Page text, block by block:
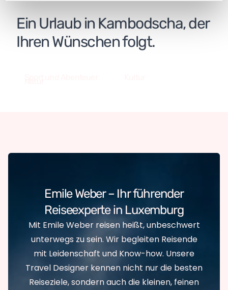
Ein Urlaub in Kambodscha, der
Ihren Wünschen folgt.
Emile Weber – Ihr führender
Reiseexperte in Luxemburg
Mit Emile Weber reisen heißt, unbeschwert
unterwegs zu sein. Wir begleiten Reisende
mit Leidenschaft und Know-how. Unsere
Travel Designer kennen nicht nur die besten
Reiseziele, sondern auch die kleinen, feinen